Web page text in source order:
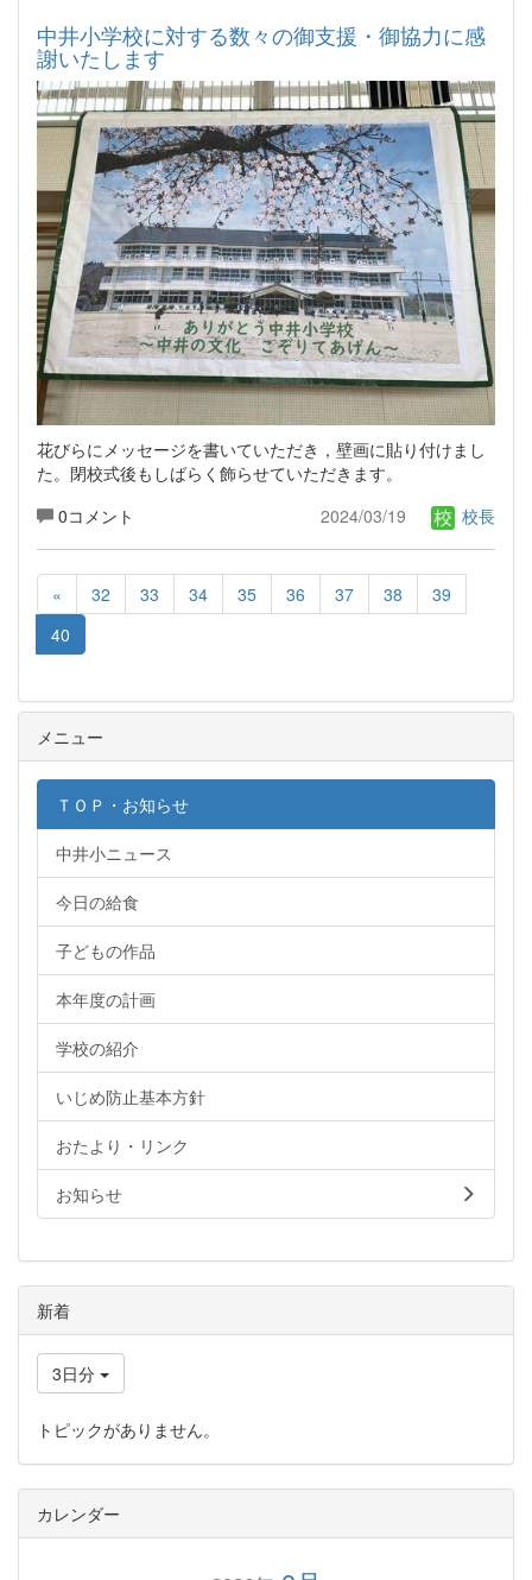
中井小学校に対する数々の御支援・御協力に感
謝いたします
花びらにメッセージを書いていただき，壁画に貼り付けまし
た。閉校式後もしばらく飾らせていただきます。
0コメント
2024/03/19 校長
« 32 33 34 35 36 37 38
39
40
メニュー
ＴＯＰ・お知らせ
中井小ニュース
今日の給食
子どもの作品
本年度の計画
学校の紹介
いじめ防止基本方針
おたより・リンク
お知らせ
新着
3日分
トピックがありません。
カレンダー